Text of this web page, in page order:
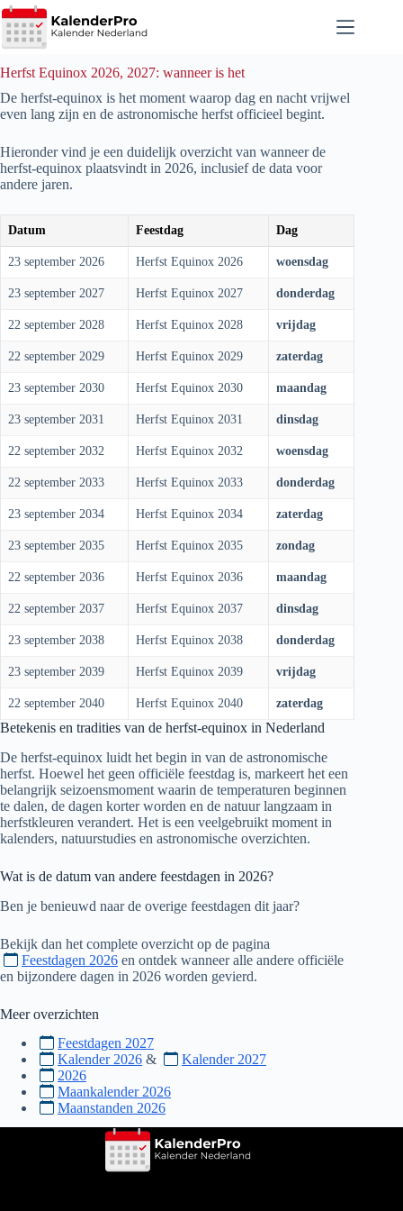
Ga
naar
de
Herfst Equinox 2026, 2027: wanneer is het
De herfst-equinox is het moment waarop dag en nacht vrijwel
even lang zijn en de astronomische herfst officieel begint.
Hieronder vind je een duidelijk overzicht van wanneer de
herfst-equinox plaatsvindt in 2026, inclusief de data voor
andere jaren.
Datum Feestdag Dag
23 september 2026 Herfst Equinox 2026 woensdag
23 september 2027 Herfst Equinox 2027 donderdag
22 september 2028 Herfst Equinox 2028 vrijdag
22 september 2029 Herfst Equinox 2029 zaterdag
23 september 2030 Herfst Equinox 2030 maandag
23 september 2031 Herfst Equinox 2031 dinsdag
22 september 2032 Herfst Equinox 2032 woensdag
22 september 2033 Herfst Equinox 2033 donderdag
23 september 2034 Herfst Equinox 2034 zaterdag
23 september 2035 Herfst Equinox 2035 zondag
22 september 2036 Herfst Equinox 2036 maandag
22 september 2037 Herfst Equinox 2037 dinsdag
23 september 2038 Herfst Equinox 2038 donderdag
23 september 2039 Herfst Equinox 2039 vrijdag
22 september 2040 Herfst Equinox 2040 zaterdag
Betekenis en tradities van de herfst-equinox in Nederland
De herfst-equinox luidt het begin in van de astronomische
herfst. Hoewel het geen officiële feestdag is, markeert het een
belangrijk seizoensmoment waarin de temperaturen beginnen
te dalen, de dagen korter worden en de natuur langzaam in
herfstkleuren verandert. Het is een veelgebruikt moment in
kalenders, natuurstudies en astronomische overzichten.
Wat is de datum van andere feestdagen in 2026?
Ben je benieuwd naar de overige feestdagen dit jaar?
Bekijk dan het complete overzicht op de pagina
Feestdagen 2026 en ontdek wanneer alle andere officiële
en bijzondere dagen in 2026 worden gevierd.
Meer overzichten
Feestdagen 2027
Kalender 2026 &
Kalender 2027
2026
Maankalender 2026
Maanstanden 2026